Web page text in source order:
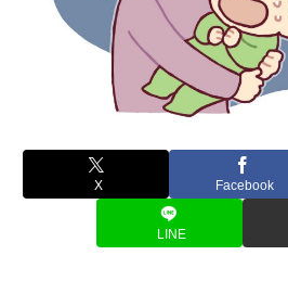
X Facebook
LINE